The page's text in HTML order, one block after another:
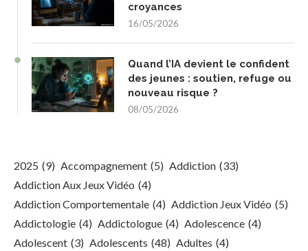
croyances
16/05/2026
Quand l’IA devient le confident
des jeunes : soutien, refuge ou
nouveau risque ?
08/05/2026
2025 (9) Accompagnement (5) Addiction (33)
Addiction Aux Jeux Vidéo (4)
Addiction Comportementale (4) Addiction Jeux Vidéo (5)
Addictologie (4) Addictologue (4) Adolescence (4)
Adolescent (3) Adolescents (48) Adultes (4)